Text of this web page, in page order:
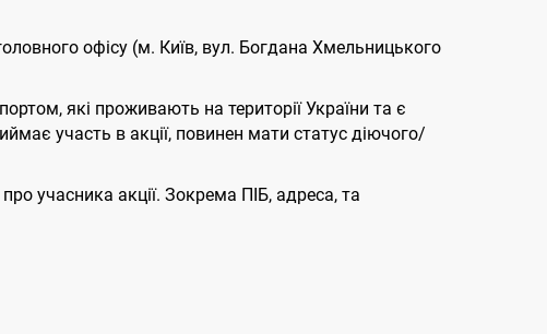
офісу (м. Київ, вул. Богдана Хмельницького
які проживають на території України та є
участь в акції, повинен мати статус діючого/
учасника акції. Зокрема ПІБ, адреса, та